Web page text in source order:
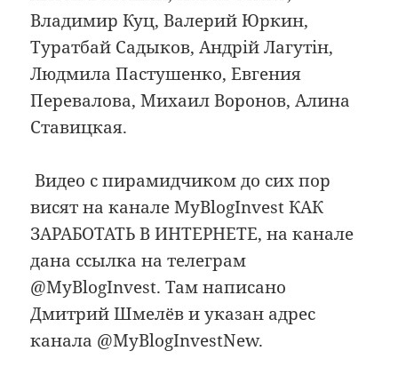
Владимир Куц, Валерий Юркин,
Туратбай Садыков, Андрій Лагутін,
Людмила Пастушенко, Евгения
Перевалова, Михаил Воронов, Алина
Ставицкая.
Видео с пирамидчиком до сих пор
висят на канале MyBlogInvest КАК
ЗАРАБОТАТЬ В ИНТЕРНЕТЕ, на канале
дана ссылка на телеграм
@MyBlogInvest. Там написано
Дмитрий Шмелёв и указан адрес
канала @MyBlogInvestNew.